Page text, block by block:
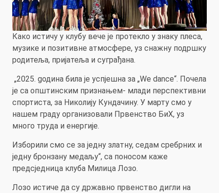
Како истичу у клубу вече је протекло у знаку плеса,
музике и позитивне атмосфере, уз снажну подршку
родитеља, пријатеља и суграђана.
„2025. gодина била је успјешна за „We dance“. Почела
је са општинским признањем- млади перспективни
спортиста, за Николију Кундачину. У марту смо у
нашем граду организовали Првенство БиХ, уз
много труда и енергије.
Изборили смо се за једну златну, седам сребрних и
једну бронзану медаљу“, са поносом каже
предсједница клуба Милица Лозо.
Лозо истиче да су државно првенство дигли на